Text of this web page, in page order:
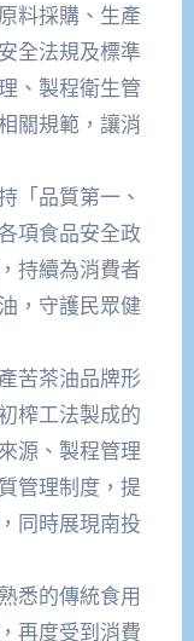
料採購、生產
全法規及標準
、製程衛生管
關規範，讓消
「品質第一、
項食品安全政
持續為消費者
，守護民眾健
苦茶油品牌形
榨工法製成的
源、製程管理
管理制度，提
同時展現南投
悉的傳統食用
再度受到消費